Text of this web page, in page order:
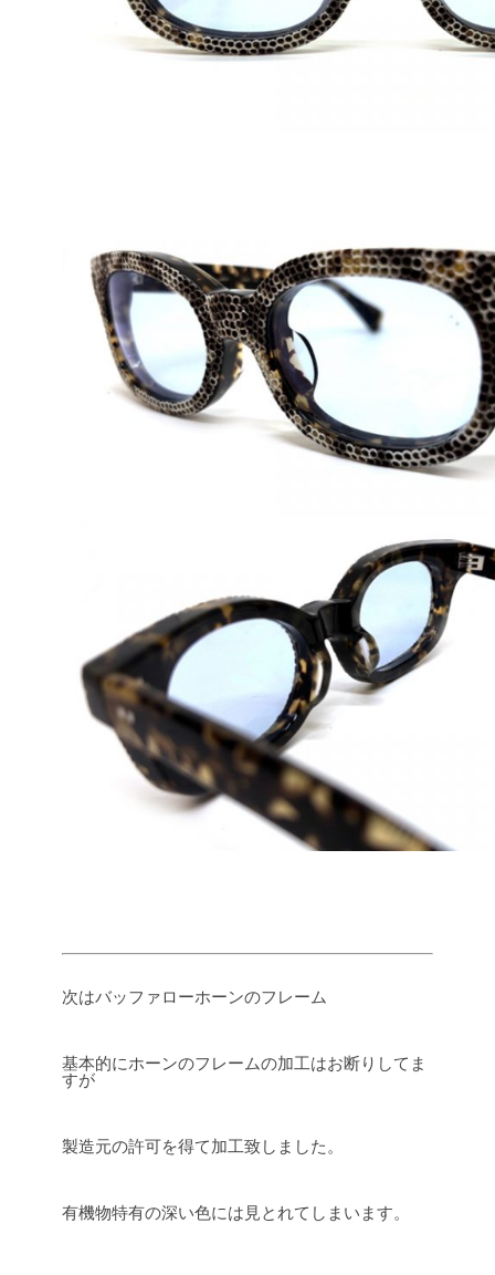
次はバッファローホーンのフレーム
基本的にホーンのフレームの加工はお断りしてま
すが
製造元の許可を得て加工致しました。
有機物特有の深い色には見とれてしまいます。